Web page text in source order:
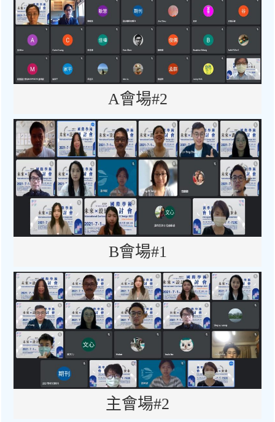
A會場#2
B會場#1
主會場#2